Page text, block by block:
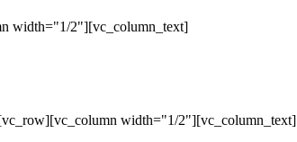
width="1/2"][vc_column_text]
width="1/2"][vc_column_text]